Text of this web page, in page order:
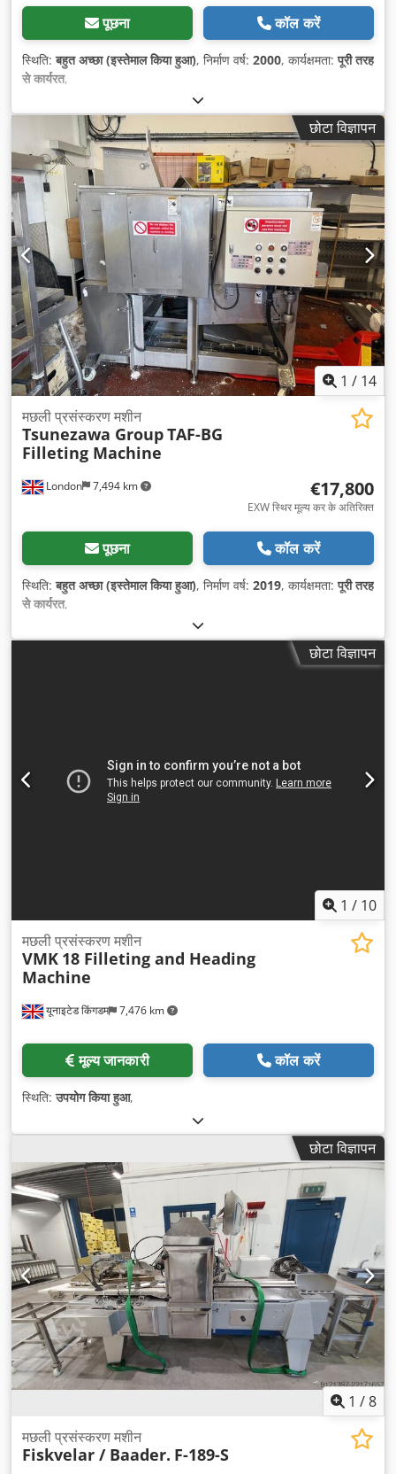
पूछना कॉल करें
स्थिति:बहुत अच्छा (इस्तेमाल किया हुआ), निर्माण वर्ष: 2000, कार्यक्षमता:पूरी तरह
से कार्यरत,
छोटा विज्ञापन
1 / 14
London 7,494 km
मछली प्रसंस्करण मशीन
Tsunezawa GroupTAF-BG
Filleting Machine
€17,800
EXW स्थिर मूल्य कर के अतिरिक्त
पूछना कॉल करें
स्थिति:बहुत अच्छा (इस्तेमाल किया हुआ), निर्माण वर्ष: 2019, कार्यक्षमता:पूरी तरह
से कार्यरत,
छोटा विज्ञापन
1 / 10
यूनाइटेड किंगडम 7,476 km
मछली प्रसंस्करण मशीन
VMK 18 Filleting and Heading
Machine
मूल्य जानकारी कॉल करें
स्थिति:उपयोग किया हुआ,
छोटा विज्ञापन
1 /8
मछली प्रसंस्करण मशीन
Fiskvelar / Baader. F-189-S